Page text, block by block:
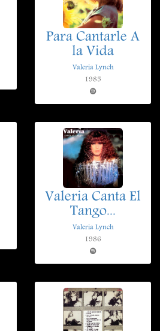
Para Cantarle A
la Vida
Valeria Lynch
1985
Valeria Canta El
Tango...
Valeria Lynch
1986